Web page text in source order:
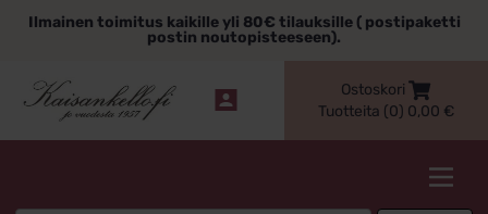
sisältöönIlmainen toimitus kaikille yli 80€ tilauksille ( postipaketti
postin noutopisteeseen).
Ostoskori
Tuotteita (0) 0,00 €